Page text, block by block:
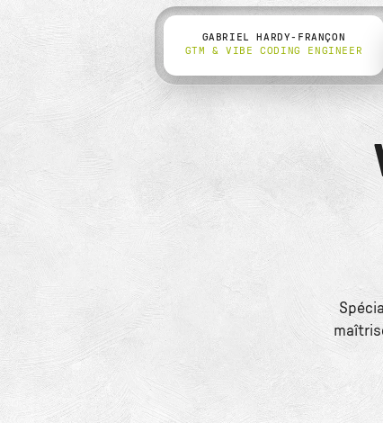
GABRIEL HARDY-FRANÇON
GTM & VIBE CODING ENGINEER